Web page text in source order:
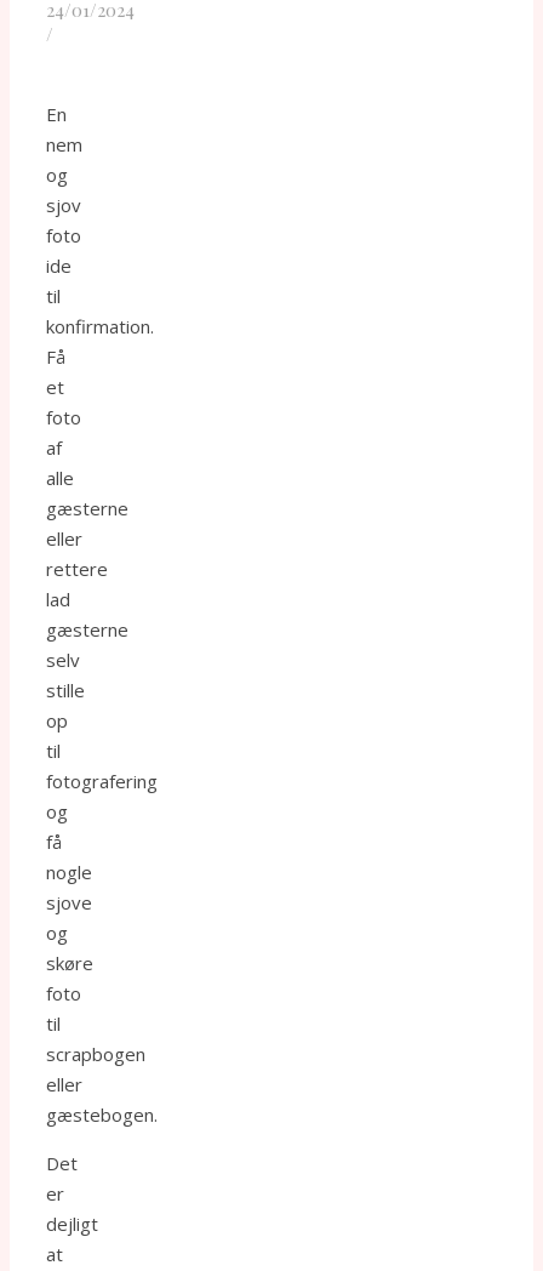
24/01/2024
/
En
nem
og
sjov
foto
ide
til
konfirmation.
Få
et
foto
af
alle
gæsterne
eller
rettere
lad
gæsterne
selv
stille
op
til
fotografering
og
få
nogle
sjove
og
skøre
foto
til
scrapbogen
eller
gæstebogen.
Det
er
dejligt
at